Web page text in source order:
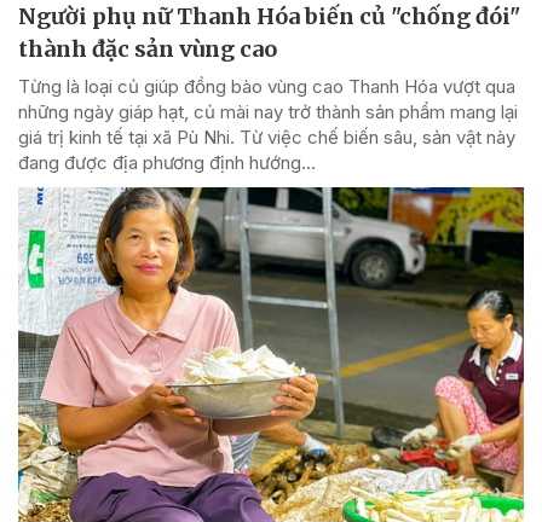
Người phụ nữ Thanh Hóa biến củ "chống đói"
thành đặc sản vùng cao
Từng là loại củ giúp đồng bào vùng cao Thanh Hóa vượt qua
những ngày giáp hạt, củ mài nay trở thành sản phẩm mang lại
giá trị kinh tế tại xã Pù Nhi. Từ việc chế biến sâu, sản vật này
đang được địa phương định hướng...